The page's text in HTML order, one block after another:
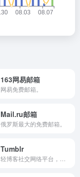
163网易邮箱
网易免费邮箱。
Mail.ru邮箱
俄罗斯最大的免费邮箱。
Tumblr